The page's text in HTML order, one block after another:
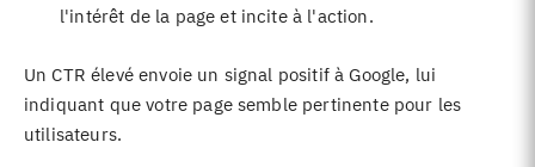
l'intérêt de la page et incite à l'action.
Un CTR élevé envoie un signal positif à Google, lui
indiquant que votre page semble pertinente pour les
utilisateurs.